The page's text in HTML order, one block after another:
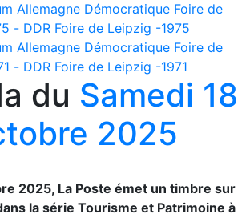
Allemagne Démocratique Foire de
- DDR Foire de Leipzig -1975
Allemagne Démocratique Foire de
- DDR Foire de Leipzig -1971
du Samedi 18
2025
2025, La Poste émet un timbre sur
la série Tourisme et Patrimoine à